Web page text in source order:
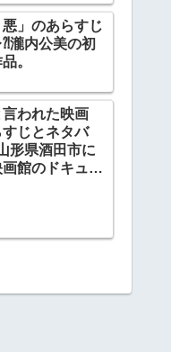
悪」のあらすじ
瀧内公美の初
。
言われた映画
じとネタバ
形県酒田市に
館のドキュメ